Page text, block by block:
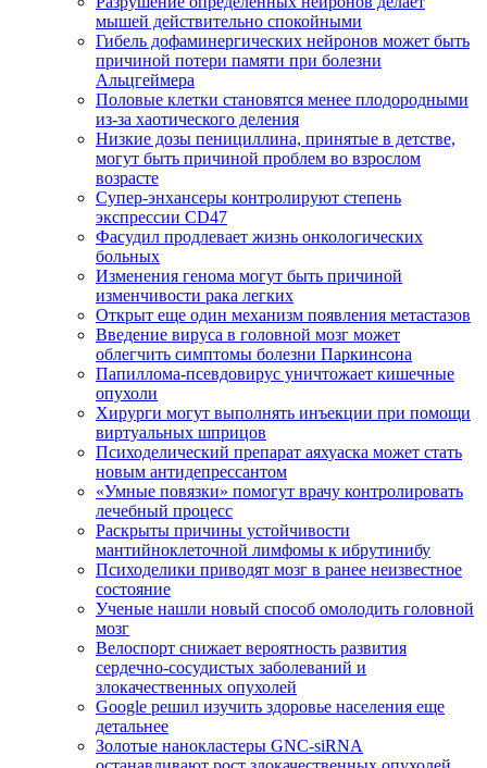
мышей действительно спокойными
Гибель дофаминергических нейронов может быть
причиной потери памяти при болезни
Альцгеймера
Половые клетки становятся менее плодородными
из-за хаотического деления
Низкие дозы пенициллина, принятые в детстве,
могут быть причиной проблем во взрослом
возрасте
Супер-энхансеры контролируют степень
экспрессии CD47
Фасудил продлевает жизнь онкологических
больных
Изменения генома могут быть причиной
изменчивости рака легких
Открыт еще один механизм появления метастазов
Введение вируса в головной мозг может
облегчить симптомы болезни Паркинсона
Папиллома-псевдовирус уничтожает кишечные
опухоли
Хирурги могут выполнять инъекции при помощи
виртуальных шприцов
Психоделический препарат аяхуаска может стать
новым антидепрессантом
«Умные повязки» помогут врачу контролировать
лечебный процесс
Раскрыты причины устойчивости
мантийноклеточной лимфомы к ибрутинибу
Психоделики приводят мозг в ранее неизвестное
состояние
Ученые нашли новый способ омолодить головной
мозг
Велоспорт снижает вероятность развития
сердечно-сосудистых заболеваний и
злокачественных опухолей
Google решил изучить здоровье населения еще
детальнее
Золотые нанокластеры GNC-siRNA